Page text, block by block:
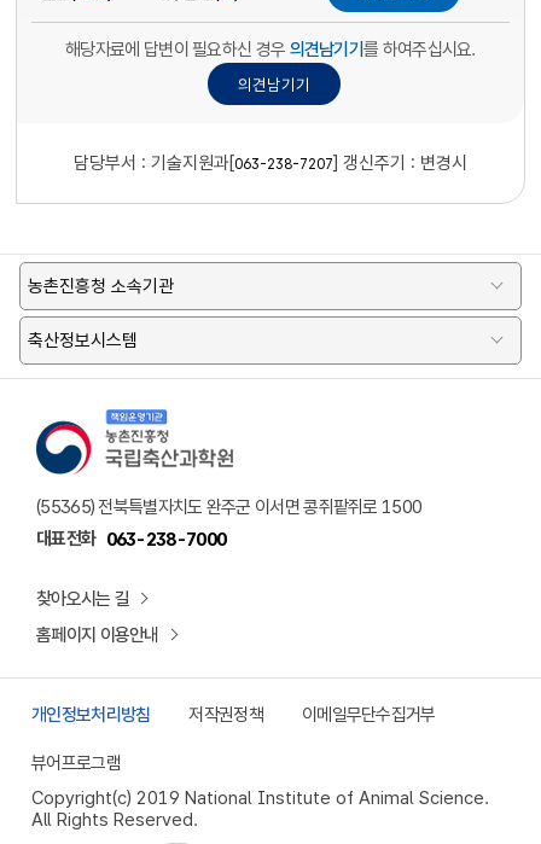
해당자료에 답변이 필요하신 경우 의견남기기를 하여주십시요.
담당부서 : 기술지원과[063-238-7207] 갱신주기 : 변경시
농촌진흥청 소속기관
축산정보시스템
(55365) 전북특별자치도 완주군 이서면 콩쥐팥쥐로 1500
대표전화 063-238-7000
찾아오시는 길
홈페이지 이용안내
개인정보처리방침 저작권정책 이메일무단수집거부
뷰어프로그램
Copyright(c) 2019 National Institute of Animal Science.
All Rights Reserved.